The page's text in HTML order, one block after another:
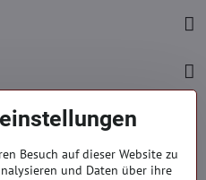
Besuch auf dieser Website zu
und Daten über ihre